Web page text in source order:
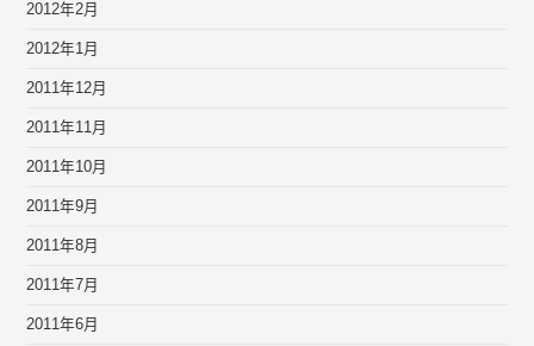
2012年2月
2012年1月
2011年12月
2011年11月
2011年10月
2011年9月
2011年8月
2011年7月
2011年6月